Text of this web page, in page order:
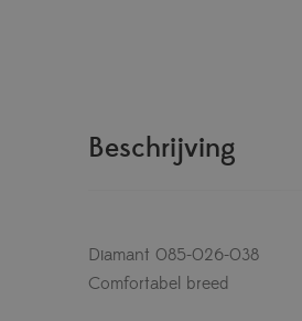
Beschrijving
Diamant 085-026-038
Comfortabel breed